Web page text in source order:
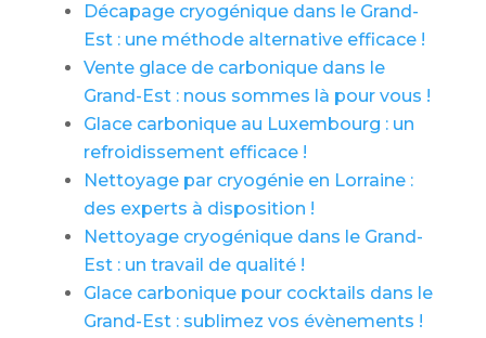
Décapage cryogénique dans le Grand-
Est : une méthode alternative efficace !
Vente glace de carbonique dans le
Grand-Est : nous sommes là pour vous !
Glace carbonique au Luxembourg : un
refroidissement efficace !
Nettoyage par cryogénie en Lorraine :
des experts à disposition !
Nettoyage cryogénique dans le Grand-
Est : un travail de qualité !
Glace carbonique pour cocktails dans le
Grand-Est : sublimez vos évènements !